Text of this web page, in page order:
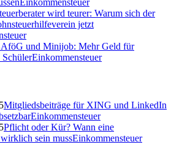
Einkommensteuer
wird teurer: Warum sich der
jetzt
und Minijob: Mehr Geld für
SchülerEinkommensteuer
Mitgliedsbeiträge für XING und LinkedIn
Einkommensteuer
Pflicht oder Kür? Wann eine
sein mussEinkommensteuer